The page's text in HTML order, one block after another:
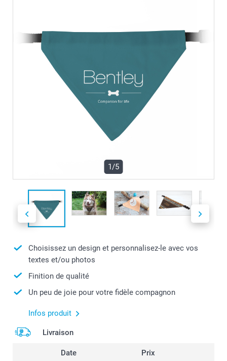
1/5
Choisissez un design et personnalisez-le avec vos
textes et/ou photos
Finition de qualité
Un peu de joie pour votre fidèle compagnon
Infos produit
Livraison
Date Prix